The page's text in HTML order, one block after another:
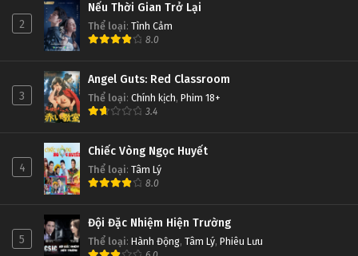
2
Nếu Thời Gian Trở Lại
Thể loại: Tình Cảm
8.0
3
Angel Guts: Red Classroom
Thể loại: Chính kịch, Phim 18+
3.4
4
Chiếc Vòng Ngọc Huyết
Thể loại: Tâm Lý
8.0
5
Đội Đặc Nhiệm Hiện Trường
Thể loại: Hành Động, Tâm Lý, Phiêu Lưu